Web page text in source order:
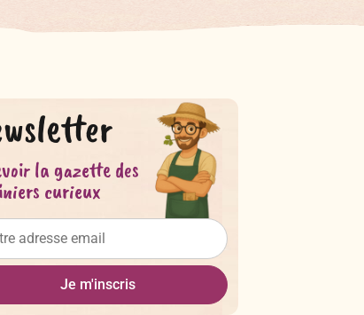
la gazette des
curieux
Je m'inscris